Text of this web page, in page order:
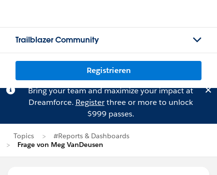
Trailblazer Community
Registrieren
Bring your team and maximize your impact at
Dreamforce. Registerthree or more to unlock
$999 passes.
Topics
#Reports & Dashboards
Frage von Meg VanDeusen